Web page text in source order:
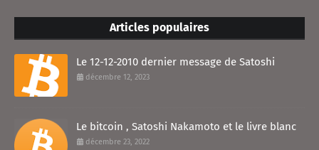
Articles populaires
Le 12-12-2010 dernier message de Satoshi
décembre 12, 2023
Le bitcoin , Satoshi Nakamoto et le livre blanc
décembre 23, 2022